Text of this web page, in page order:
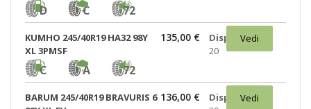
D C 72
KUMHO 245/40R19 HA32 98Y
XL 3PMSF
C A 72
135,00 €
Disponibili:
20
Vedi
BARUM 245/40R19 BRAVURIS 6 136,00 €
Disponibili:
Vedi